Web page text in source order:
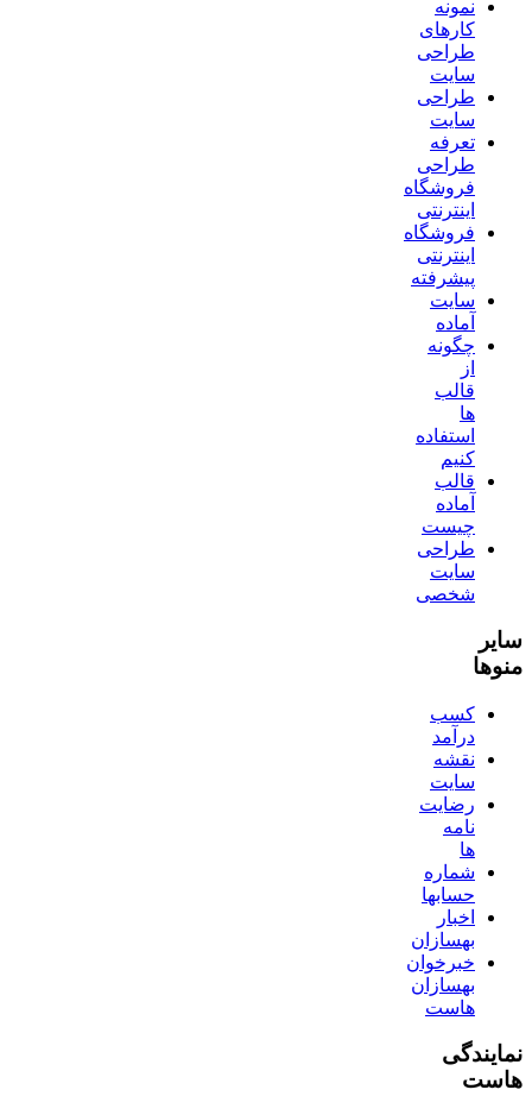
نمونه
کارهای
طراحی
سایت
طراحی
سایت
تعرفه
طراحی
فروشگاه
اینترنتی
فروشگاه
اینترنتی
پیشرفته
سایت
آماده
چگونه
از
قالب
ها
استفاده
کنیم
قالب
آماده
چیست
طراحی
سایت
شخصی
سایر
منوها
کسب
درآمد
نقشه
سایت
رضایت
نامه
ها
شماره
حسابها
اخبار
بهسازان
خبرخوان
بهسازان
هاست
نمایندگی
هاست